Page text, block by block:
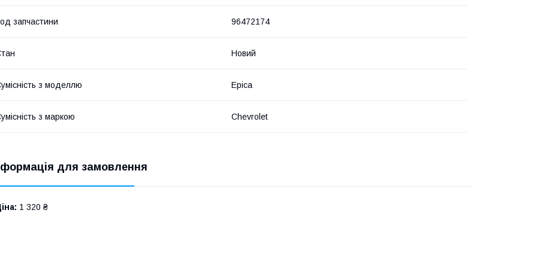
запчастини 96472174
Новий
з моделлю Epica
з маркою Chevrolet
для замовлення
1 320 ₴